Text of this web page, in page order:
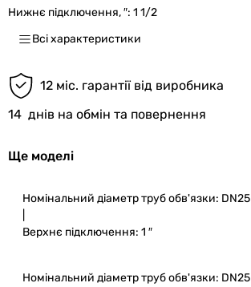
Нижнє підключення, ″: 1 1/2
Всі характеристики
12 міс. гарантії від виробника
14 днів на обмін та повернення
Ще моделі
Номінальний діаметр труб обв'язки: DN25
Верхнє підключення: 1 ″
Номінальний діаметр труб обв'язки: DN25